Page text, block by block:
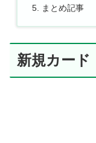
まとめ記事
新規カード